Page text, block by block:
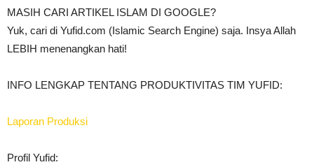
MASIH CARI ARTIKEL ISLAM DI GOOGLE?
Yuk, cari di Yufid.com (Islamic Search Engine) saja. Insya Allah
LEBIH menenangkan hati!
INFO LENGKAP TENTANG PRODUKTIVITAS TIM YUFID:
Laporan Produksi
Profil Yufid: